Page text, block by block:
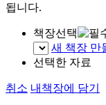
됩니다.
책장선택
새 책장 만
선택한 자료
취소 내책장에 담기